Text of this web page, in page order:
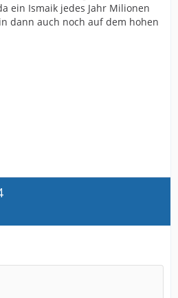
ein Ismaik jedes Jahr Milionen
dann auch noch auf dem hohen